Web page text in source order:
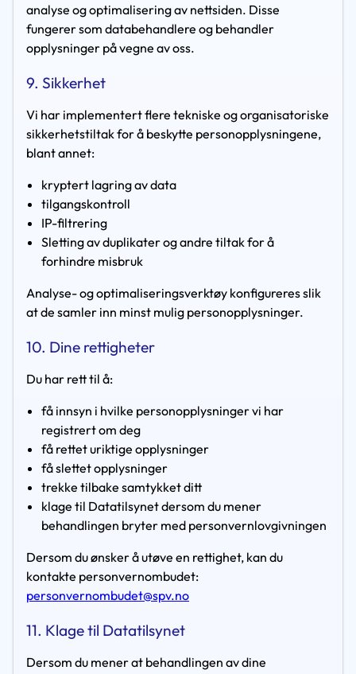
analyse og optimalisering av nettsiden. Disse
fungerer som databehandlere og behandler
opplysninger på vegne av oss.
9. Sikkerhet
Vi har implementert flere tekniske og organisatoriske
sikkerhetstiltak for å beskytte personopplysningene,
blant annet:
kryptert lagring av data
tilgangskontroll
IP-filtrering
Sletting av duplikater og andre tiltak for å
forhindre misbruk
Analyse- og optimaliseringsverktøy konfigureres slik
at de samler inn minst mulig personopplysninger.
10. Dine rettigheter
Du har rett til å:
få innsyn i hvilke personopplysninger vi har
registrert om deg
få rettet uriktige opplysninger
få slettet opplysninger
trekke tilbake samtykket ditt
klage til Datatilsynet dersom du mener
behandlingen bryter med personvernlovgivningen
Dersom du ønsker å utøve en rettighet, kan du
kontakte personvernombudet:
personvernombudet@spv.no
11. Klage til Datatilsynet
Dersom du mener at behandlingen av dine